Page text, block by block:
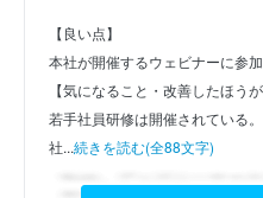
【良い点】
本社が開催するウェビナーに参加
【気になること・改善したほうが
若手社員研修は開催されている
社...続きを読む(全88文字)